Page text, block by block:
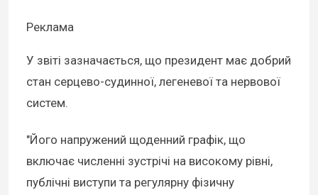
Реклама
У звіті зазначається, що президент має добрий
стан серцево-судинної, легеневої та нервової
систем.
"Його напружений щоденний графік, що
включає численні зустрічі на високому рівні,
публічні виступи та регулярну фізичну